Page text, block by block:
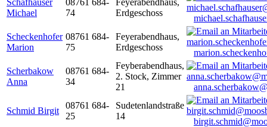
Schafhauser
Michael
08761 684-
74
Feyerabendhaus,
Erdgeschoss
Scheckenhofer
Marion
08761 684-
75
Feyerabendhaus,
Erdgeschoss
Scherbakow
Anna
08761 684-
34
Feyberabendhaus,
2. Stock, Zimmer
21
Schmid Birgit
08761 684-
25
Sudetenlandstraße
14